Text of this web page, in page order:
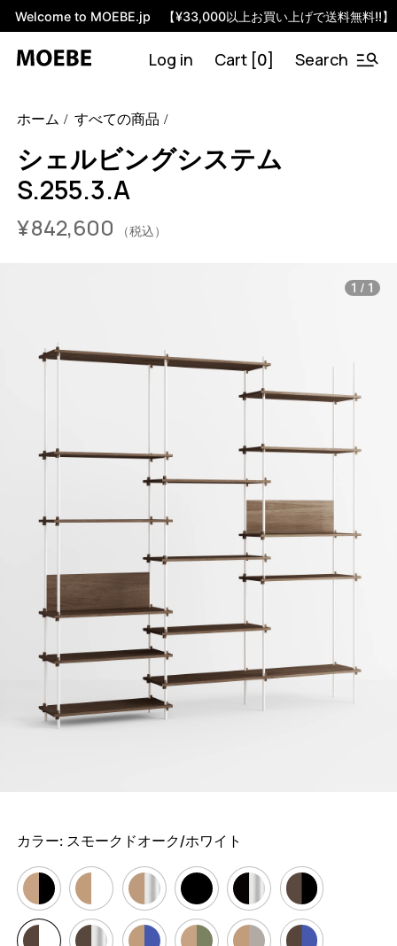
Welcome to MOEBE.jp 【¥33,000以上お買い上げで送料無料!!】
Log in Cart [0] Search
system-s-255-3-a?variant=46593965621480
S.255.3.A.OA.BL
0
ホーム すべての商品
シェルビングシステム
S.255.3.A
¥842,600 （税込）
1 / 1
カラー: スモークドオーク/ホワイト